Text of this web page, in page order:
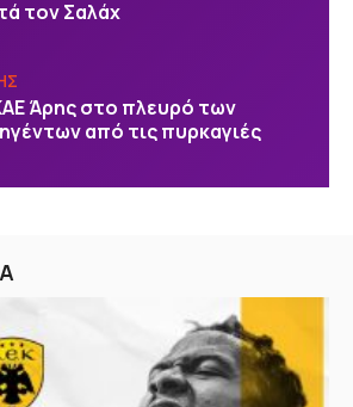
τον Σαλάχ
Άρης στο πλευρό των
από τις πυρκαγιές